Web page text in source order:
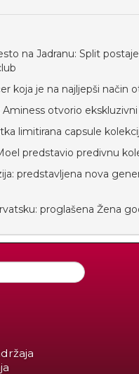
na Jadranu: Split
koja je na najljepši način
Aminess otvorio
limitirana capsule
predstavio predivnu
predstavljena nova
proglašena Žena